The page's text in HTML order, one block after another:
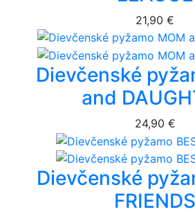
21,90 €
Dievčenské
and
24,90 €
Dievčenské
FRIENDS